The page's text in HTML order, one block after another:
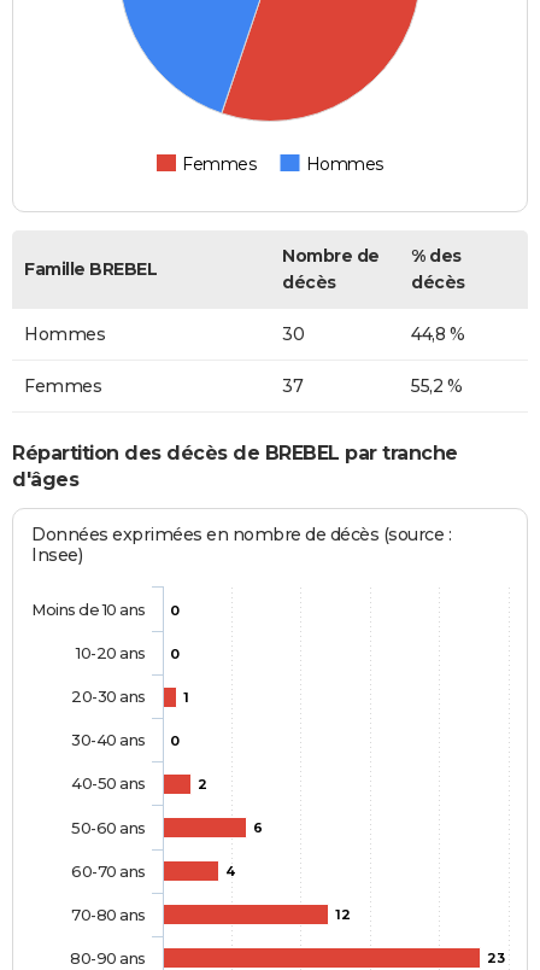
Femmes Hommes
Famille BREBEL
Nombre de
décès
% des
décès
Hommes 30 44,8 %
Femmes 37 55,2 %
Répartition des décès de BREBEL par tranche
d'âges
Données exprimées en nombre de décès (source :
Insee)
0
0
1
0
2
6
4
12
23
Moins de 10 ans
10-20 ans
20-30 ans
30-40 ans
40-50 ans
50-60 ans
60-70 ans
70-80 ans
80-90 ans